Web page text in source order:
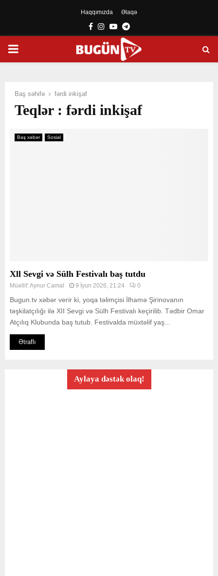
Haqqımızda Əlaqə
Facebook
Instagram
YoutubeTelegram
PRIMARY
Baş səhifə fərdi inkişaf
Teqlər : fərdi inkişaf
Baş xəbər Sosial
Xll Sevgi və Sülh Festivalı baş tutdu
Müəllif:Aynur Camal 9 İyun 2026, 21:24 0
Bugun.tv xəbər verir ki, yoqa təlimçisi İlhamə Şirinovanın
təşkilatçılığı ilə XII Sevgi və Sülh Festivalı keçirilib. Tədbir Omar
Atçılıq Klubunda baş tutub. Festivalda müxtəlif yaş...
Ətraflı
Aylaya dəstək olaq!